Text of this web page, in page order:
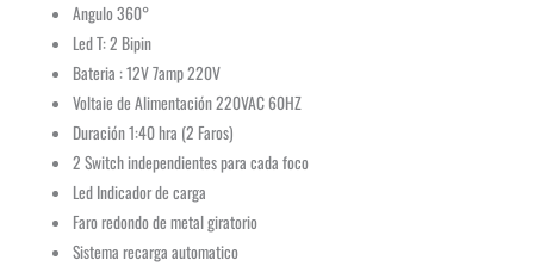
Angulo 360°
Led T: 2 Bipin
Bateria : 12V 7amp 220V
Voltaie de Alimentación 220VAC 60HZ
Duración 1:40 hra (2 Faros)
2 Switch independientes para cada foco
Led Indicador de carga
Faro redondo de metal giratorio
Sistema recarga automatico